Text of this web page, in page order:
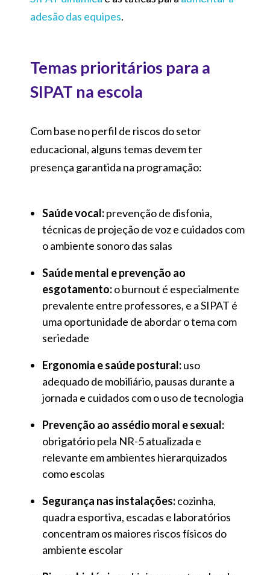
adesão das equipes.
Temas prioritários para a
SIPAT na escola
Com base no perfil de riscos do setor
educacional, alguns temas devem ter
presença garantida na programação:
Saúde vocal:prevenção de disfonia,
técnicas de projeção de voz e cuidados com
o ambiente sonoro das salas
Saúde mental e prevenção ao
esgotamento:o burnout é especialmente
prevalente entre professores, e a SIPAT é
uma oportunidade de abordar o tema com
seriedade
Ergonomia e saúde postural:uso
adequado de mobiliário, pausas durante a
jornada e cuidados com o uso de tecnologia
Prevenção ao assédio moral e sexual:
obrigatório pela NR-5 atualizada e
relevante em ambientes hierarquizados
como escolas
Segurança nas instalações:cozinha,
quadra esportiva, escadas e laboratórios
concentram os maiores riscos físicos do
ambiente escolar